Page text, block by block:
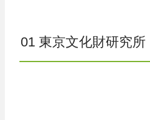
01 東京文化財研究所